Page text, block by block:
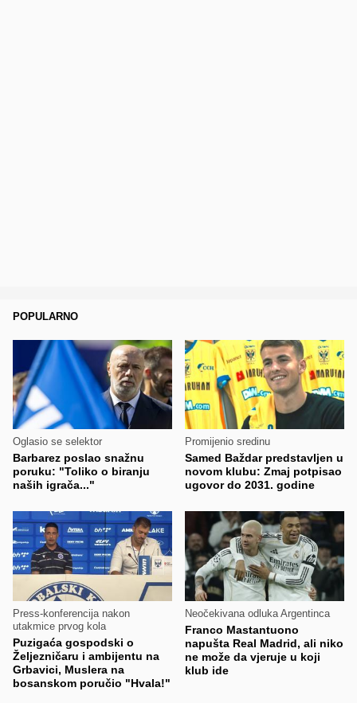
POPULARNO
Oglasio se selektor
Barbarez poslao snažnu
poruku: "Toliko o biranju
naših igrača..."
Promijenio sredinu
Samed Baždar predstavljen u
novom klubu: Zmaj potpisao
ugovor do 2031. godine
Press-konferencija nakon
utakmice prvog kola
Puzigaća gospodski o
Željezničaru i ambijentu na
Grbavici, Muslera na
bosanskom poručio "Hvala!"
Neočekivana odluka Argentinca
Franco Mastantuono
napušta Real Madrid, ali niko
ne može da vjeruje u koji
klub ide